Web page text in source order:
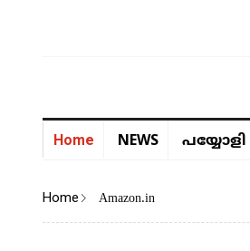
Home NEWS പയ്യോളി
Home Amazon.in